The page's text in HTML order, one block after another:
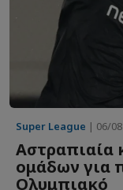
Super League | 06/
Αστραπιαία
ομάδων για
Ολυμπιακό